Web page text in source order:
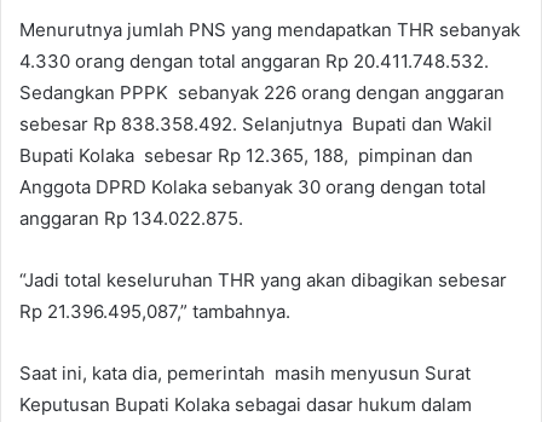
Menurutnya jumlah PNS yang mendapatkan THR sebanyak
4.330 orang dengan total anggaran Rp 20.411.748.532.
Sedangkan PPPK sebanyak 226 orang dengan anggaran
sebesar Rp 838.358.492. Selanjutnya Bupati dan Wakil
Bupati Kolaka sebesar Rp 12.365, 188, pimpinan dan
Anggota DPRD Kolaka sebanyak 30 orang dengan total
anggaran Rp 134.022.875.
“Jadi total keseluruhan THR yang akan dibagikan sebesar
Rp 21.396.495,087,” tambahnya.
Saat ini, kata dia, pemerintah masih menyusun Surat
Keputusan Bupati Kolaka sebagai dasar hukum dalam